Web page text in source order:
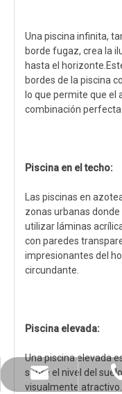
Una piscina infinita,
borde fugaz, crea la
hasta el
bordes de la piscina
lo que permite que el
combinación perfecta
Piscina en el techo:
Las piscinas en
zonas urbanas
utilizar láminas
con paredes
impresionantes del
circundante.
Piscina elevada:
Una piscina elevada
sobre el nivel del
visualmente